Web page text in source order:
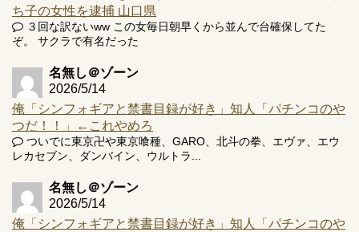
ち子の女性を逮捕 山口県
３回な訳ないww この女毎日朝早くから並んで台確保してた
ぞ。 サクラで有名だった
名無し＠ゾーン
2026/5/14
俺「シンフォギアと禁書目録が好き」知人「パチンコのや
つだ！！」←これやめろ
ついでに東京卍や東京喰種、GARO、北斗の拳、エヴァ、エウ
レカセブン、ダンバイン、ウルトラ...
名無し＠ゾーン
2026/5/14
俺「シンフォギアと禁書目録が好き」知人「パチンコのや